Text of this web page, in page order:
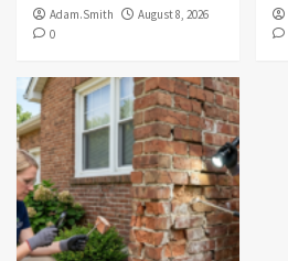
Adam.Smith
August 8, 2026
0